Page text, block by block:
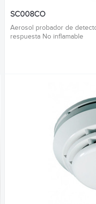
SC008CO
Aerosol probador de
respuesta No inflamable